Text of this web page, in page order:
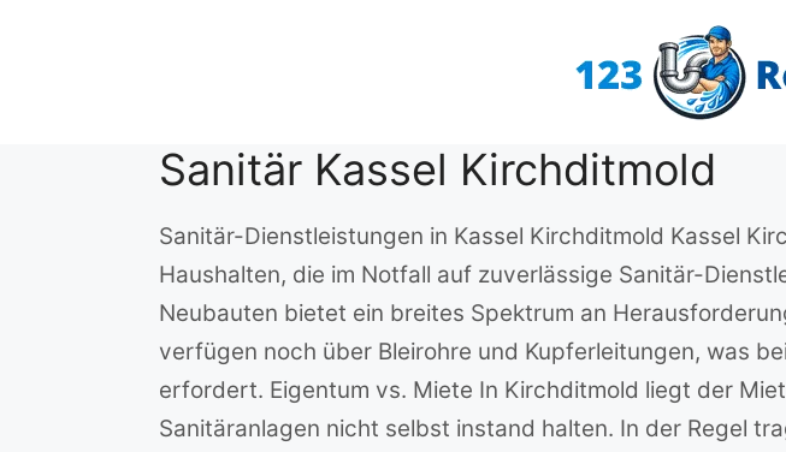
Sanitär Kassel Kirchditmold
Sanitär-Dienstleistungen in Kassel Kirchditmold Kassel
Haushalten, die im Notfall auf zuverlässige Sanitär-
Neubauten bietet ein breites Spektrum an
verfügen noch über Bleirohre und Kupferleitungen, was
erfordert. Eigentum vs. Miete In Kirchditmold liegt der
Sanitäranlagen nicht selbst instand halten. In der Regel